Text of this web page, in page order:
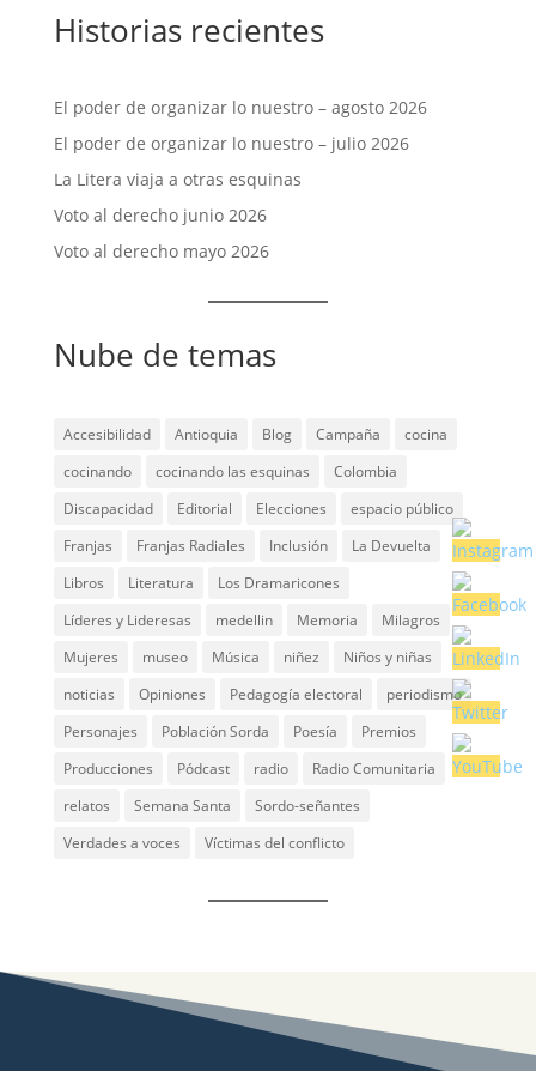
Historias recientes
El poder de organizar lo nuestro – agosto 2026
El poder de organizar lo nuestro – julio 2026
La Litera viaja a otras esquinas
Voto al derecho junio 2026
Voto al derecho mayo 2026
Nube de temas
Accesibilidad Antioquia Blog Campaña
cocina
cocinando
cocinando las esquinas
Colombia
Discapacidad
Editorial Elecciones
espacio público
Franjas
Franjas Radiales Inclusión
La Devuelta
Libros
Literatura
Los Dramaricones
Líderes y Lideresas
medellin Memoria
Milagros
Mujeres
museo Música niñez
Niños y niñas
noticias
Opiniones Pedagogía electoral
periodismo
Personajes
Población Sorda Poesía
Premios
Producciones
Pódcast radio
Radio Comunitaria
relatos
Semana Santa
Sordo-señantes
Verdades a voces
Víctimas del conflicto